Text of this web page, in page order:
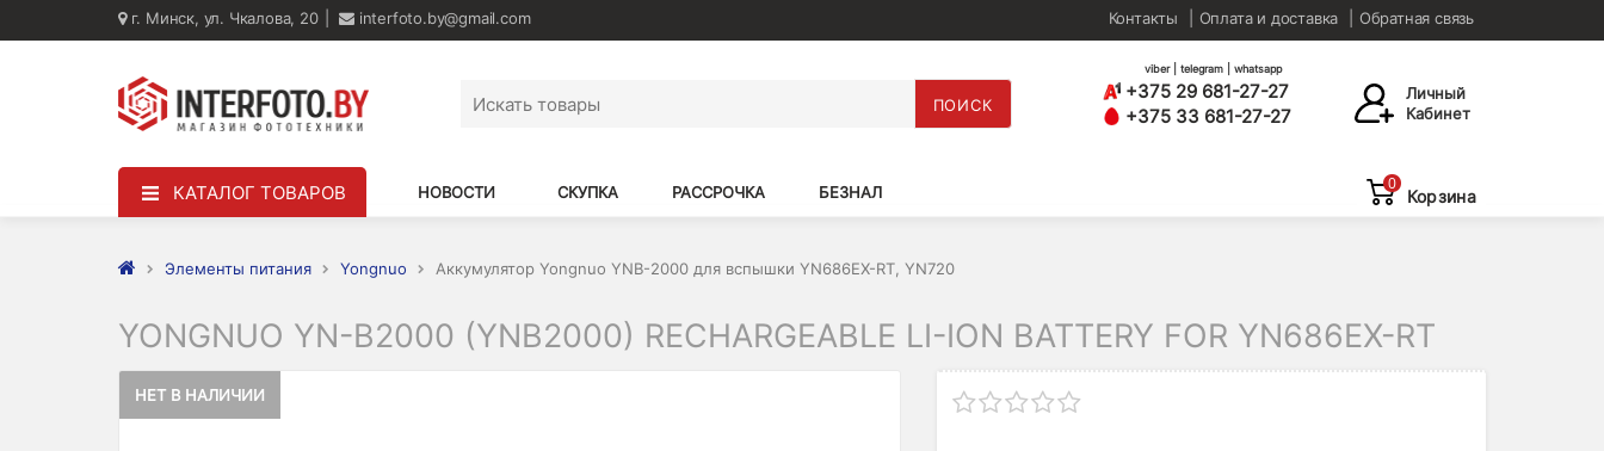
г. Минск, ул. Чкалова, 20 interfoto.by@gmail.com Контакты Оплата и доставка Обратная связь
ПОИСК
viber | telegram | whatsapp
+375 29 681-27-27
+375 33 681-27-27
Личный
Кабинет
КАТАЛОГ ТОВАРОВ НОВОСТИ СКУПКА РАССРОЧКА БЕЗНАЛ 0
Корзина
Элементы питания Yongnuo Аккумулятор Yongnuo YNB-2000 для вспышки YN686EX-RT, YN720
YONGNUO YN-B2000 (YNB2000) RECHARGEABLE LI-ION BATTERY FOR YN686EX-RT
НЕТ В НАЛИЧИИ